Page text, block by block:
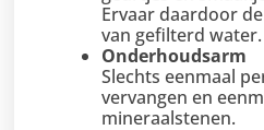
Ervaar daardoor
van gefilterd water.
Onderhoudsarm
Slechts eenmaal
vervangen en
mineraalstenen.